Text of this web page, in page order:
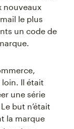
nouveaux
le plus
un code de
loin. Il était
une série
but n’était
la marque